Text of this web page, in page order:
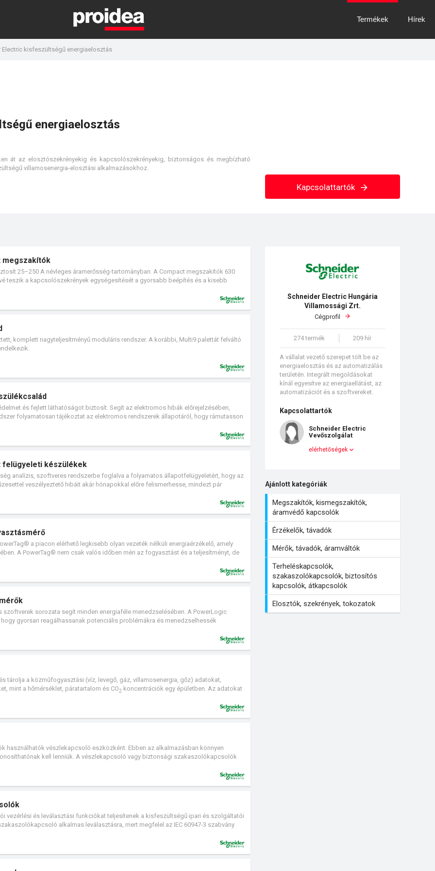
Termékek Hírek
Electric kisfeszültségű energiaelosztás
energiaelosztás
át az elosztószekrényekig és kapcsolószekrényekig, biztonságos és megbízható
villamosenergia-elosztási alkalmazásokhoz.
Kapcsolattartók
Schneider Electric Hungária
Villamossági Zrt.
Cégprofil
274 termék 209 hír
A vállalat vezető szerepet tölt be az
energiaelosztás és az automatizálás
területén. Integrált megoldásokat
kínál egyesítve az energiaellátást, az
automatizációt és a szoftvereket.
Kapcsolattartók
Schneider Electric
Vevőszolgálat
elérhetőségek
Ajánlott kategóriák
Megszakítók, kismegszakítók,
áramvédő kapcsolók
Érzékelők, távadók
Mérők, távadók, áramváltók
Terheléskapcsolók,
szakaszolókapcsolók, biztosítós
kapcsolók, átkapcsolók
Elosztók, szekrények, tokozatok
megszakítók
25–250 A névleges áramerősség-tartományban. A Compact megszakítók 630
teszik a kapcsolószekrények egységesítését a gyorsabb beépítés és a kisebb
egységesítése, a méretek optimalizálása és a beépítés egyszerűsítése.
komplett nagyteljesítményű moduláris rendszer. A korábbi, Multi9 palettát felváltó
és fejlett láthatóságot biztosít. Segít az elektromos hibák előrejelzésében,
folyamatosan tájékoztat az elektromos rendszerek állapotáról, hogy rámutasson
felügyeleti készülékek
analízis, szoftveres rendszerbe foglalva a folyamatos állapotfelügyeletért, hogy az
veszélyeztető hibáit akár hónapokkal előre felismerhesse, mindezt pár
a piacon elérhető legkisebb olyan vezeték nélküli energiaérzékelő, amely
A PowerTag® nem csak valós időben méri az fogyasztást és a teljesítményt, de
mértékben kapcsolatban maradhat a vállalkozása működéséhez kulcsfontosságú
szoftverek sorozata segít minden energiaféle menedzselésében. A PowerLogic
gyorsan reagálhassanak potenciális problémákra és menedzselhessék
stratégiai egyensúlyt tud teremteni a kibocsátás, hatékonyság, megbízhatóság és a
teljesítménytényező, frekvencia) majd ezeket az adatokat megjelenítik és
további fontos villamos értékekhez (például teljesítmény, fogyasztás,
tárolja a közműfogyasztási (víz, levegő, gáz, villamosenergia, gőz) adatokat,
mint a hőmérséklet, páratartalom és CO2 koncentrációk egy épületben. Az adatokat
használhatók vészlekapcsoló eszközként. Ebben az alkalmazásban könnyen
kell lenniük. A vészlekapcsoló vagy biztonsági szakaszolókapcsolók
vezérlési és leválasztási funkciókat teljesítenek a kisfeszültségű ipari és szolgáltatói
alkalmas leválasztásra, mert megfelel az IEC 60947-3 szabvány